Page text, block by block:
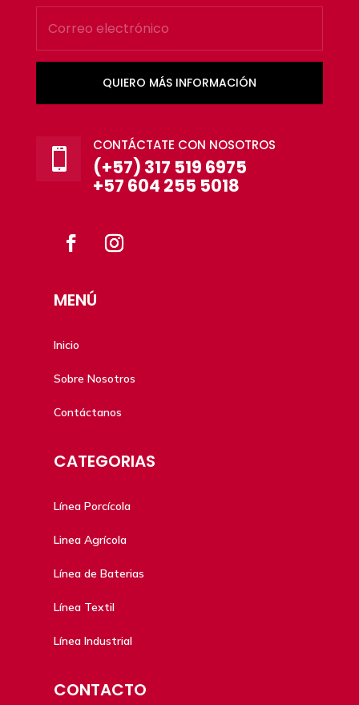
QUIERO MÁS INFORMACIÓN

CONTÁCTATE CON NOSOTROS
(+57) 317 519 6975
+57 604 255 5018
MENÚ
Inicio
Sobre Nosotros
Contáctanos
CATEGORIAS
Línea Porcícola
Linea Agrícola
Línea de Baterias
Línea Textil
Línea Industrial
CONTACTO